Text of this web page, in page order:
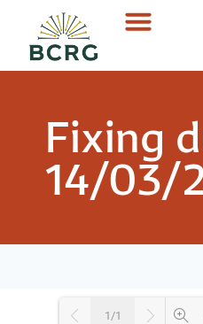
Fixing
14/03/
1/1